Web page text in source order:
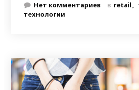
Нет комментариев в retail
технологии